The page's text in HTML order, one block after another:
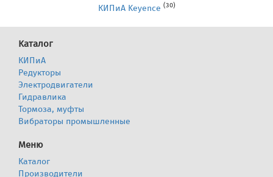
КИПиА Keyence (30)
Каталог
КИПиА
Редукторы
Электродвигатели
Гидравлика
Тормоза, муфты
Вибраторы промышленные
Меню
Каталог
Производители